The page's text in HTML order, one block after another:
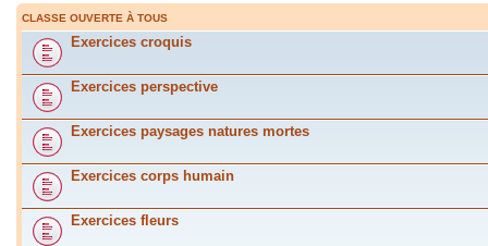
CLASSE OUVERTE À TOUS
Exercices croquis
Exercices perspective
Exercices paysages natures mortes
Exercices corps humain
Exercices fleurs